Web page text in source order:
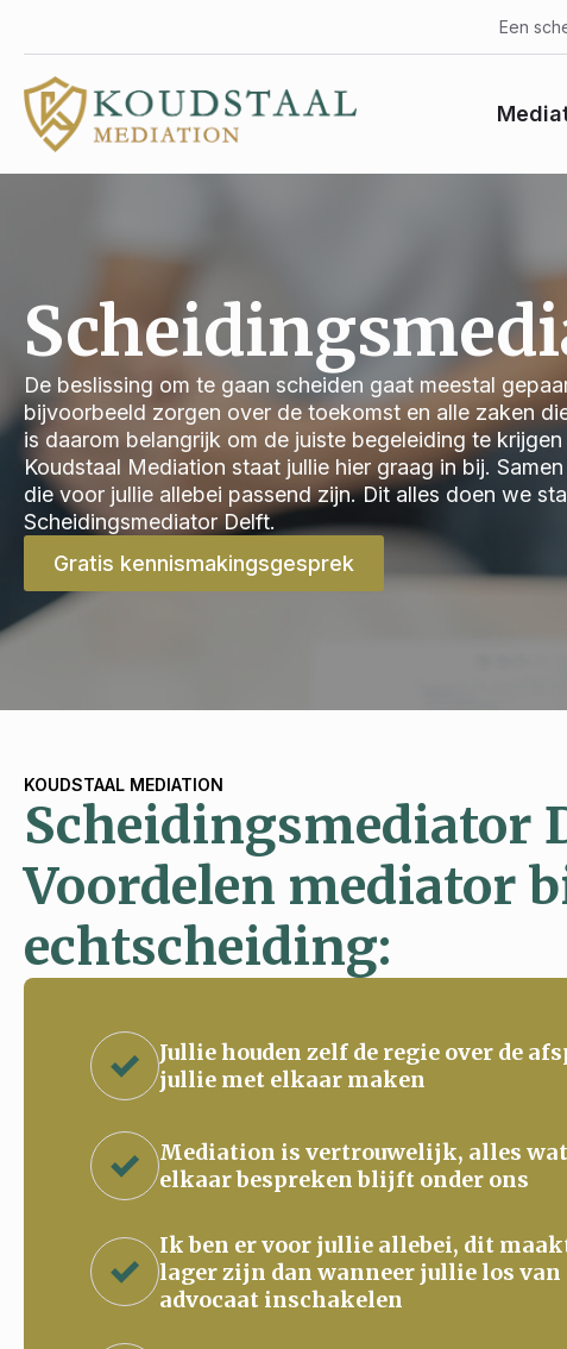
Een
De beslissing om te gaan scheiden gaat meestal
bijvoorbeeld zorgen over de toekomst en alle zaken
is daarom belangrijk om de juiste begeleiding te
Koudstaal Mediation staat jullie hier graag in bij.
die voor jullie allebei passend zijn. Dit alles doen we
Scheidingsmediator Delft.
Gratis kennismakingsgesprek
KOUDSTAAL MEDIATION
Scheidingsmediator
Voordelen mediator
echtscheiding:
Jullie houden zelf de regie over de
jullie met elkaar maken
Mediation is vertrouwelijk, alles
elkaar bespreken blijft onder ons
Ik ben er voor jullie allebei, dit
lager zijn dan wanneer jullie los van
advocaat inschakelen